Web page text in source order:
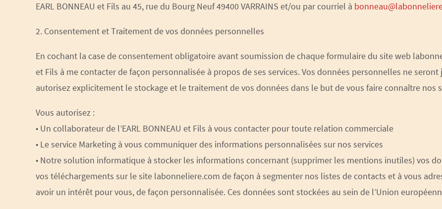
EARL BONNEAU et Fils au 45, rue du Bourg Neuf 49400 VARRAINS et/ou par courriel à
2. Consentement et Traitement de vos données personnelles
En cochant la case de consentement obligatoire avant soumission de chaque formulaire du site web
et Fils à me contacter de façon personnalisée à propos de ses services. Vos données personnelles ne
autorisez explicitement le stockage et le traitement de vos données dans le but de vous faire connaître nos
Vous autorisez :
• Un collaborateur de l’EARL BONNEAU et Fils à vous contacter pour toute relation commerciale
• Le service Marketing à vous communiquer des informations personnalisées sur nos services
• Notre solution informatique à stocker les informations concernant (supprimer les mentions inutiles) vos
vos téléchargements sur le site labonneliere.com de façon à segmenter nos listes de contacts et à vous
avoir un intérêt pour vous, de façon personnalisée. Ces données sont stockées au sein de l’Union